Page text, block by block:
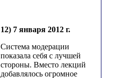
12) 7 января 2012 г.
Система модерации
показала себя с лучшей
стороны. Вместо лекций
добавлялось огромное